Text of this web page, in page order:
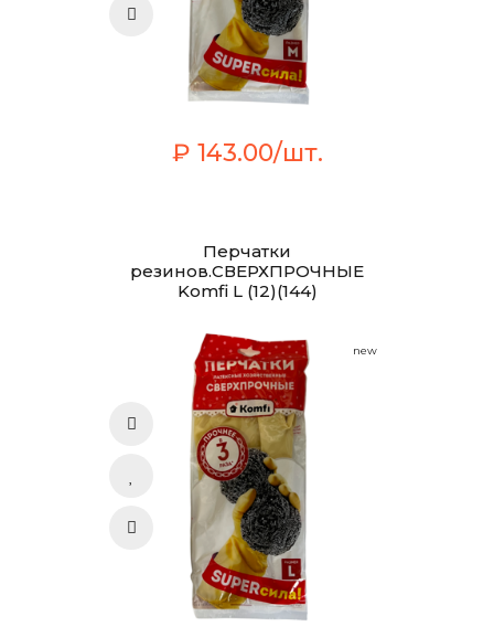
₽ 143.00/шт.
Перчатки
резинов.СВЕРХПРОЧНЫЕ
Komfi L (12)(144)
new